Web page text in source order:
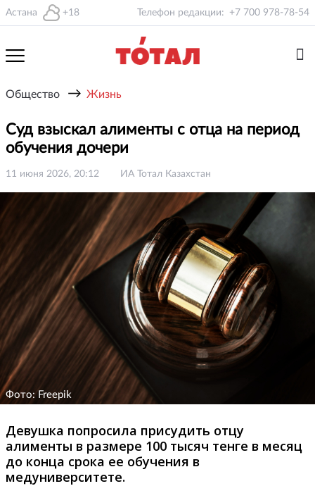
Астана +18 Телефон редакции: +7 700 978-78-54
Общество → Жизнь
Суд взыскал алименты с отца на период
обучения дочери
11 июня 2026, 20:12 ИА Тотал Казахстан
Фото: Freepik
Девушка попросила присудить отцу
алименты в размере 100 тысяч тенге в месяц
до конца срока ее обучения в
медуниверситете.